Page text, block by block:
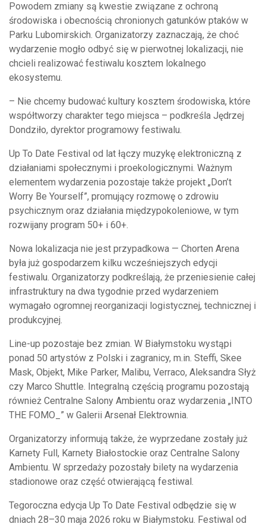
Powodem zmiany są kwestie związane z ochroną
środowiska i obecnością chronionych gatunków ptaków w
Parku Lubomirskich. Organizatorzy zaznaczają, że choć
wydarzenie mogło odbyć się w pierwotnej lokalizacji, nie
chcieli realizować festiwalu kosztem lokalnego
ekosystemu.
– Nie chcemy budować kultury kosztem środowiska, które
współtworzy charakter tego miejsca – podkreśla Jędrzej
Dondziło, dyrektor programowy festiwalu.
Up To Date Festival od lat łączy muzykę elektroniczną z
działaniami społecznymi i proekologicznymi. Ważnym
elementem wydarzenia pozostaje także projekt „Don’t
Worry Be Yourself”, promujący rozmowę o zdrowiu
psychicznym oraz działania międzypokoleniowe, w tym
rozwijany program 50+ i 60+.
Nowa lokalizacja nie jest przypadkowa — Chorten Arena
była już gospodarzem kilku wcześniejszych edycji
festiwalu. Organizatorzy podkreślają, że przeniesienie całej
infrastruktury na dwa tygodnie przed wydarzeniem
wymagało ogromnej reorganizacji logistycznej, technicznej i
produkcyjnej.
Line-up pozostaje bez zmian. W Białymstoku wystąpi
ponad 50 artystów z Polski i zagranicy, m.in. Steffi, Skee
Mask, Objekt, Mike Parker, Malibu, Verraco, Aleksandra Słyż
czy Marco Shuttle. Integralną częścią programu pozostają
również Centralne Salony Ambientu oraz wydarzenia „INTO
THE FOMO_” w Galerii Arsenał Elektrownia.
Organizatorzy informują także, że wyprzedane zostały już
Karnety Full, Karnety Białostockie oraz Centralne Salony
Ambientu. W sprzedaży pozostały bilety na wydarzenia
stadionowe oraz część otwierającą festiwal.
Tegoroczna edycja Up To Date Festival odbędzie się w
dniach 28–30 maja 2026 roku w Białymstoku. Festiwal od